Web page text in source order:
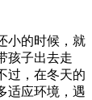
小的时候，就
孩子出去走
过，在冬天的
适应环境，遇